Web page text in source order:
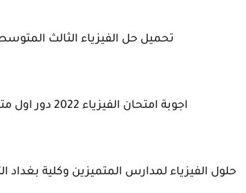
تحميل حل الفيزياء الثالث المتوسط 2022 الدور
اجوبة امتحان الفيزياء 2022 دور اول متميزين ثالث متوسط
حلول الفيزياء لمدارس المتميزين وكلية بغداد